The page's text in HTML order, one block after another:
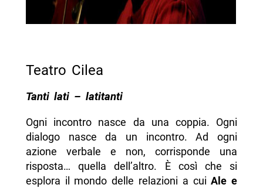
Teatro Cilea
Tanti lati – latitanti
Ogni incontro nasce da una coppia. Ogni
dialogo nasce da un incontro. Ad ogni
azione verbale e non, corrisponde una
risposta… quella dell’altro. È così che si
esplora il mondo delle relazioni a cuiAle e